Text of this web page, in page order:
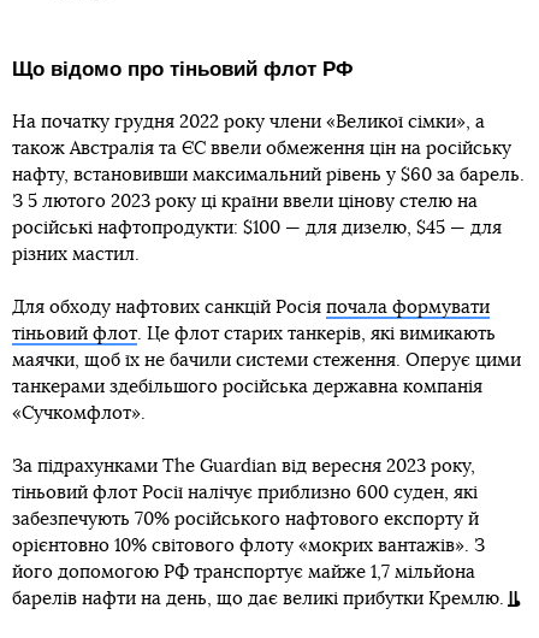
Що відомо про тіньовий флот РФ
На початку грудня 2022 року члени «Великої сімки», а
також Австралія та ЄС ввели обмеження цін на російську
нафту, встановивши максимальний рівень у $60 за барель.
З 5 лютого 2023 року ці країни ввели цінову стелю на
російські нафтопродукти: $100 — для дизелю, $45 — для
різних мастил.
Для обходу нафтових санкцій Росія почала формувати
тіньовий флот . Це флот старих танкерів, які вимикають
маячки, щоб їх не бачили системи стеження. Оперує цими
танкерами здебільшого російська державна компанія
«Сучкомфлот».
За підрахунками The Guardian від вересня 2023 року,
тіньовий флот Росії налічує приблизно 600 суден, які
забезпечують 70% російського нафтового експорту й
орієнтовно 10% світового флоту «мокрих вантажів». З
його допомогою РФ транспортує майже 1,7 мільйона
барелів нафти на день, що дає великі прибутки Кремлю.